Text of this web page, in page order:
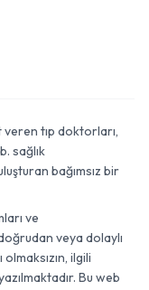
tıp doktorları,
sağlık
bağımsız bir
ve
veya dolaylı
ilgili
Bu web